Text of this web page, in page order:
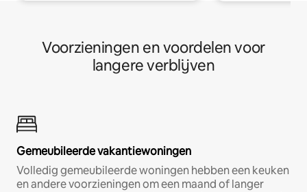
Voorzieningen en voordelen voor
langere verblijven
Gemeubileerde vakantiewoningen
Volledig gemeubileerde woningen hebben een keuken
en andere voorzieningen om een maand of langer